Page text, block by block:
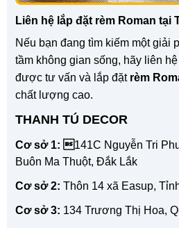
Liên hệ lắp đặt rèm Roman tại
Nếu bạn đang tìm kiếm một giải
tầm không gian sống, hãy liên
được tư vấn và lắp đặt rèm
chất lượng cao.
THANH TÚ DECOR
Cơ sở 1: 141C Nguyễn Tri
Buôn Ma Thuột, Đắk Lắk
Cơ sở 2: Thôn 14 xã Easup,
Cơ sở 3: 134 Trương Thị Hoa,